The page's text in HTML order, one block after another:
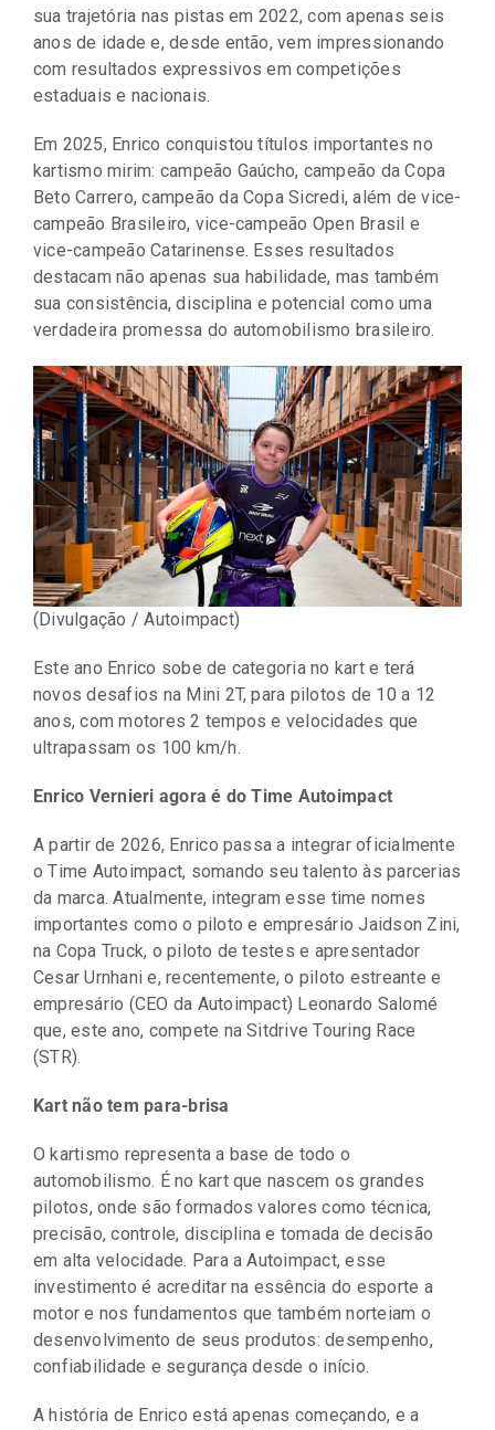
sua trajetória nas pistas em 2022, com apenas seis
anos de idade e, desde então, vem impressionando
com resultados expressivos em competições
estaduais e nacionais.
Em 2025, Enrico conquistou títulos importantes no
kartismo mirim: campeão Gaúcho, campeão da Copa
Beto Carrero, campeão da Copa Sicredi, além de vice-
campeão Brasileiro, vice-campeão Open Brasil e
vice-campeão Catarinense. Esses resultados
destacam não apenas sua habilidade, mas também
sua consistência, disciplina e potencial como uma
verdadeira promessa do automobilismo brasileiro.
(Divulgação / Autoimpact)
Este ano Enrico sobe de categoria no kart e terá
novos desafios na Mini 2T, para pilotos de 10 a 12
anos, com motores 2 tempos e velocidades que
ultrapassam os 100 km/h.
Enrico Vernieri agora é do Time Autoimpact
A partir de 2026, Enrico passa a integrar oficialmente
o Time Autoimpact, somando seu talento às parcerias
da marca. Atualmente, integram esse time nomes
importantes como o piloto e empresário Jaidson Zini,
na Copa Truck, o piloto de testes e apresentador
Cesar Urnhani e, recentemente, o piloto estreante e
empresário (CEO da Autoimpact) Leonardo Salomé
que, este ano, compete na Sitdrive Touring Race
(STR).
Kart não tem para-brisa
O kartismo representa a base de todo o
automobilismo. É no kart que nascem os grandes
pilotos, onde são formados valores como técnica,
precisão, controle, disciplina e tomada de decisão
em alta velocidade. Para a Autoimpact, esse
investimento é acreditar na essência do esporte a
motor e nos fundamentos que também norteiam o
desenvolvimento de seus produtos: desempenho,
confiabilidade e segurança desde o início.
A história de Enrico está apenas começando, e a